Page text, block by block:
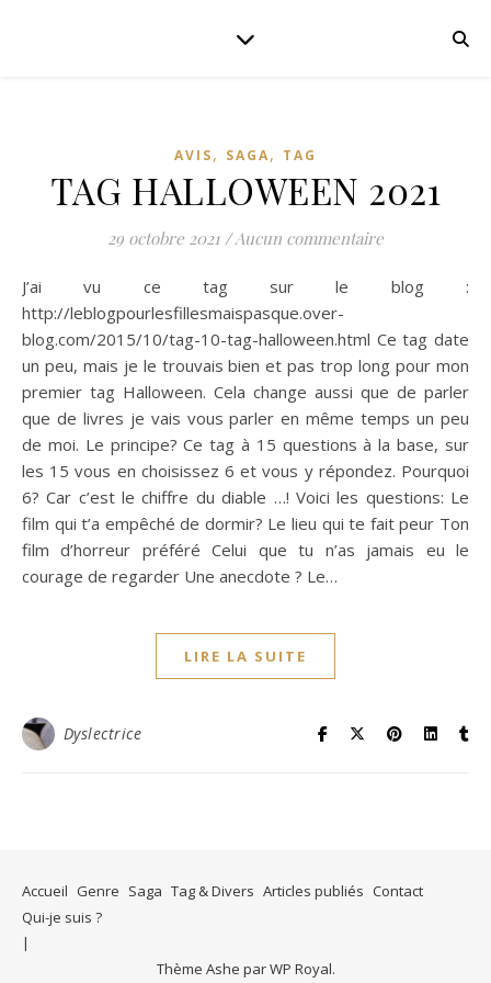
AVIS, SAGA, TAG
TAG HALLOWEEN 2021
29 octobre 2021 /Aucun commentaire
J’ai vu ce tag sur le blog :
http://leblogpourlesfillesmaispasque.over-
blog.com/2015/10/tag-10-tag-halloween.html Ce tag date
un peu, mais je le trouvais bien et pas trop long pour mon
premier tag Halloween. Cela change aussi que de parler
que de livres je vais vous parler en même temps un peu
de moi. Le principe? Ce tag à 15 questions à la base, sur
les 15 vous en choisissez 6 et vous y répondez. Pourquoi
6? Car c’est le chiffre du diable …! Voici les questions: Le
film qui t’a empêché de dormir? Le lieu qui te fait peur Ton
film d’horreur préféré Celui que tu n’as jamais eu le
courage de regarder Une anecdote ? Le…
LIRE LA SUITE
Dyslectrice
Accueil Genre Saga Tag & Divers Articles publiés Contact
Qui-je suis ?
Thème Ashe parWP Royal.